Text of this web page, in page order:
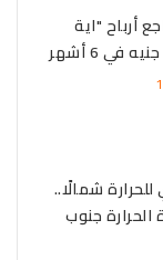
أرباح "اية
شمالًا..
الحرارة جنوب